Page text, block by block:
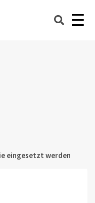
eingesetzt werden